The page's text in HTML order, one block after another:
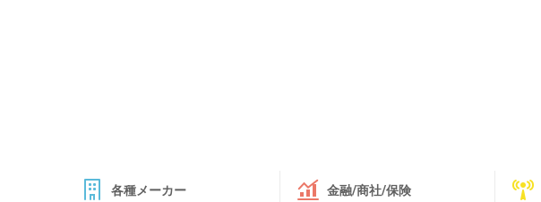
各種メーカー 金融/商社/保険